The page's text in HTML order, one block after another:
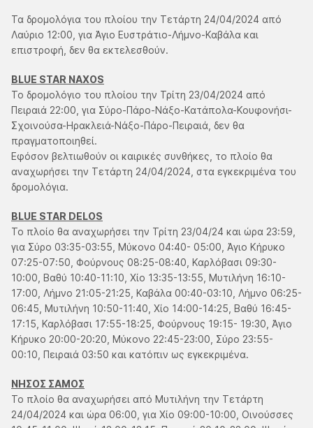
Τα δρομολόγια του πλοίου την Τετάρτη 24/04/2024 από
Λαύριο 12:00, για Άγιο Ευστράτιο-Λήμνο-Καβάλα και
επιστροφή, δεν θα εκτελεσθούν.
BLUE STAR NAXOS
Το δρομολόγιο του πλοίου την Τρίτη 23/04/2024 από
Πειραιά 22:00, για Σύρο-Πάρο-Νάξο-Κατάπολα-Κουφονήσι-
Σχοινούσα-Ηρακλειά-Νάξο-Πάρο-Πειραιά, δεν θα
πραγματοποιηθεί.
Εφόσον βελτιωθούν οι καιρικές συνθήκες, το πλοίο θα
αναχωρήσει την Τετάρτη 24/04/2024, στα εγκεκριμένα του
δρομολόγια.
BLUE STAR DELOS
Το πλοίο θα αναχωρήσει την Τρίτη 23/04/24 και ώρα 23:59,
για Σύρο 03:35-03:55, Μύκονο 04:40- 05:00, Άγιο Κήρυκο
07:25-07:50, Φούρνους 08:25-08:40, Καρλόβασι 09:30-
10:00, Βαθύ 10:40-11:10, Χίο 13:35-13:55, Μυτιλήνη 16:10-
17:00, Λήμνο 21:05-21:25, Καβάλα 00:40-03:10, Λήμνο 06:25-
06:45, Μυτιλήνη 10:50-11:40, Χίο 14:00-14:25, Βαθύ 16:45-
17:15, Καρλόβασι 17:55-18:25, Φούρνους 19:15- 19:30, Άγιο
Κήρυκο 20:00-20:20, Μύκονο 22:45-23:00, Σύρο 23:55-
00:10, Πειραιά 03:50 και κατόπιν ως εγκεκριμένα.
ΝΗΣΟΣ ΣΑΜΟΣ
Το πλοίο θα αναχωρήσει από Μυτιλήνη την Τετάρτη
24/04/2024 και ώρα 06:00, για Χίο 09:00-10:00, Οινούσσες